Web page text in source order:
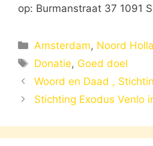
op: Burmanstraat 37 1091
Categorieën
Amsterdam, Noord
Tags
Donatie, Goed doel
Woord en Daad ,
Stichting Exodus Venlo